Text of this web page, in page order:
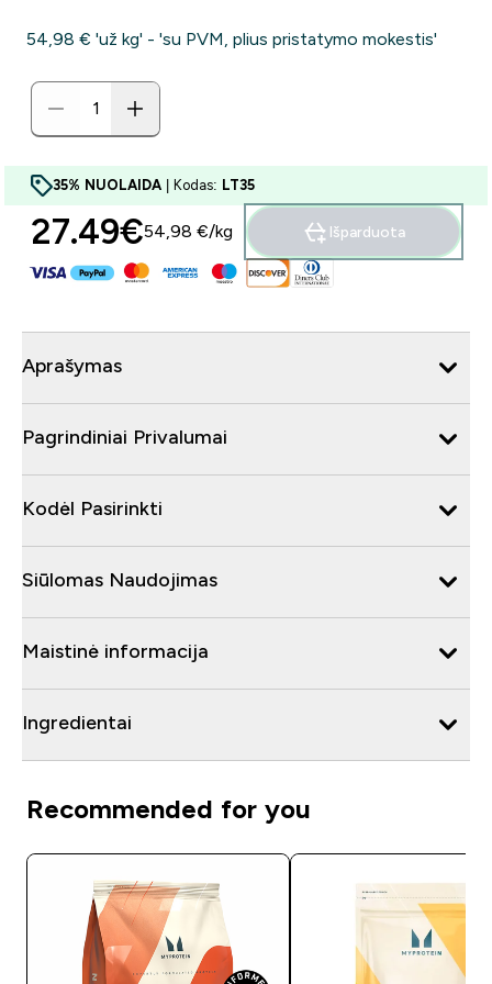
54,98 €‎ 'už kg' - 'su PVM, plius pristatymo mokestis'
35% NUOLAIDA | Kodas: LT35
27.49€‎54,98 €‎/kg Išparduota
Aprašymas
Pagrindiniai Privalumai
Kodėl Pasirinkti
Siūlomas Naudojimas
Maistinė informacija
Ingredientai
Recommended for you